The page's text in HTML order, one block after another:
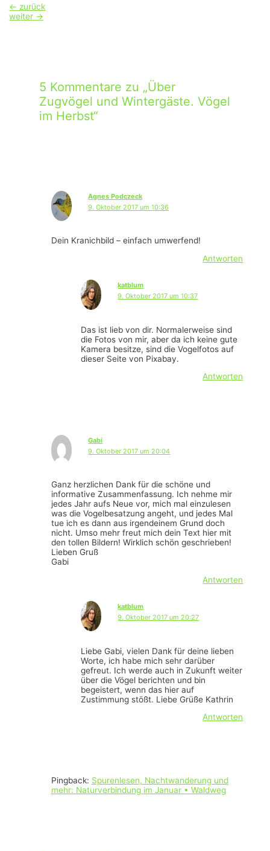
Beitragsnavigation
← zurück
weiter →
5 Kommentare zu „Über
Zugvögel und Wintergäste. Vögel
im Herbst“
Agnes Podczeck
9. Oktober 2017 um 10:36
Dein Kranichbild – einfach umwerfend!
Antworten
katblum
9. Oktober 2017 um 10:37
Das ist lieb von dir. Normalerweise sind
die Fotos von mir, aber da ich keine gute
Kamera besitze, sind die Vogelfotos auf
dieser Seite von Pixabay.
Antworten
Gabi
9. Oktober 2017 um 20:04
Ganz herzlichen Dank für die schöne und
informative Zusammenfassung. Ich nehme mir
jedes Jahr aufs Neue vor, mich mal einzulesen
was die Vogelbesatzung angeht, und jedes Mal
tue ich es dann aus irgendeinem Grund doch
nicht. Umso mehr freut mich dein Text hier mit
den tollen Bildern! Wirklich schön geschrieben!
Lieben Gruß
Gabi
Antworten
katblum
9. Oktober 2017 um 20:27
Liebe Gabi, vielen Dank für deine lieben
Worte, ich habe mich sehr darüber
gefreut. Ich werde auch in Zukunft weiter
über die Vögel berichten und bin
begeistert, wenn das hier auf
Zustimmung stößt. Liebe Grüße Kathrin
Antworten
Pingback: Spurenlesen, Nachtwanderung und
mehr: Naturverbindung im Januar • Waldweg